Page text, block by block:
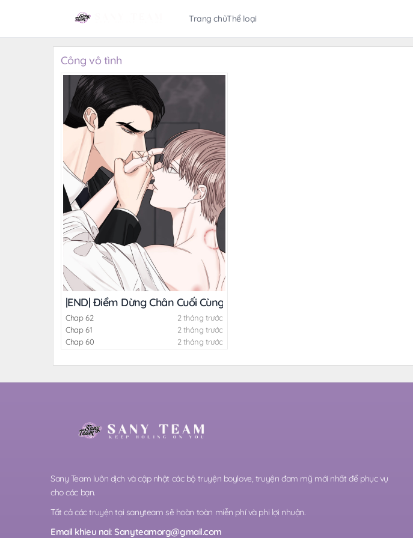
Trang chủThể loại
Công vô tình
|END| Điểm Dừng Chân Cuối Cùng
Chap 62
2 tháng trước
Chap 61
2 tháng trước
Chap 60
2 tháng trước
Sany Team luôn dịch và cập nhật các bộ truyện boylove, truyện đam mỹ mới nhất để phục vụ
cho các bạn.
Tất cả các truyện tại sanyteam sẽ hoàn toàn miễn phí và phi lợi nhuận.
Email khieu nai:Sanyteamorg@gmail.com